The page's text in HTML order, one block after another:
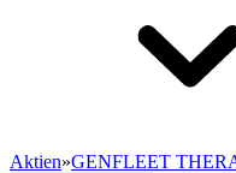
Aktien»GENFLEET